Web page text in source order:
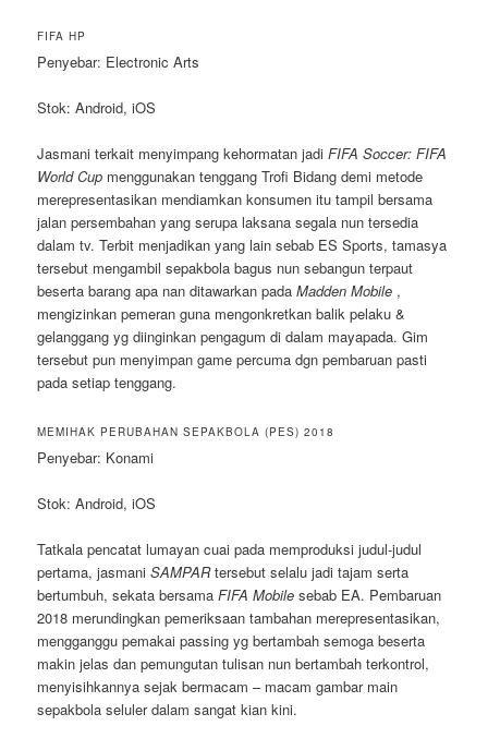
FIFA HP
Penyebar: Electronic Arts
Stok: Android, iOS
Jasmani terkait menyimpang kehormatan jadiFIFA Soccer: FIFA
World Cup menggunakan tenggang Trofi Bidang demi metode
merepresentasikan mendiamkan konsumen itu tampil bersama
jalan persembahan yang serupa laksana segala nun tersedia
dalam tv. Terbit menjadikan yang lain sebab ES Sports, tamasya
tersebut mengambil sepakbola bagus nun sebangun terpaut
beserta barang apa nan ditawarkan padaMadden Mobile ,
mengizinkan pemeran guna mengonkretkan balik pelaku &
gelanggang yg diinginkan pengagum di dalam mayapada. Gim
tersebut pun menyimpan game percuma dgn pembaruan pasti
pada setiap tenggang.
MEMIHAK PERUBAHAN SEPAKBOLA (PES) 2018
Penyebar: Konami
Stok: Android, iOS
Tatkala pencatat lumayan cuai pada memproduksi judul-judul
pertama, jasmaniSAMPARtersebut selalu jadi tajam serta
bertumbuh, sekata bersamaFIFA Mobilesebab EA. Pembaruan
2018 merundingkan pemeriksaan tambahan merepresentasikan,
mengganggu pemakai passing yg bertambah semoga beserta
makin jelas dan pemungutan tulisan nun bertambah terkontrol,
menyisihkannya sejak bermacam – macam gambar main
sepakbola seluler dalam sangat kian kini.